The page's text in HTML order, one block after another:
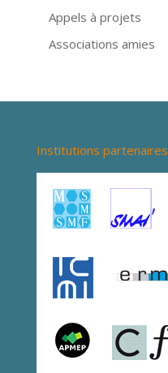
Appels à projets
Associations amies
Institutions partenaires